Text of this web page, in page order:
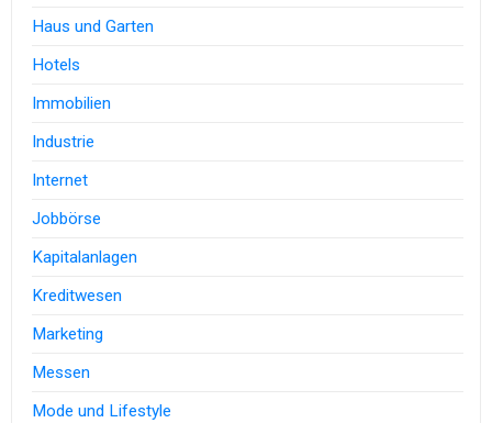
Haus und Garten
Hotels
Immobilien
Industrie
Internet
Jobbörse
Kapitalanlagen
Kreditwesen
Marketing
Messen
Mode und Lifestyle